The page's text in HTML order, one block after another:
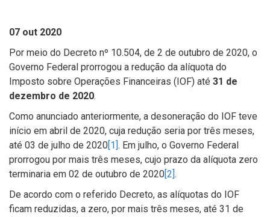
07 out 2020
Por meio do Decreto nº 10.504, de 2 de outubro de 2020, o
Governo Federal prorrogou a redução da alíquota do
Imposto sobre Operações Financeiras (IOF) até 31 de
dezembro de 2020.
Como anunciado anteriormente, a desoneração do IOF teve
início em abril de 2020, cuja redução seria por três meses,
até 03 de julho de 2020[1]. Em julho, o Governo Federal
prorrogou por mais três meses, cujo prazo da alíquota zero
terminaria em 02 de outubro de 2020[2].
De acordo com o referido Decreto, as alíquotas do IOF
ficam reduzidas, a zero, por mais três meses, até 31 de